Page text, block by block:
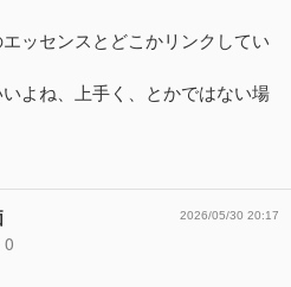
ッセンスとどこかリンクしてい
よね、上手く、とかではない場
0
2026/05/30 20:17